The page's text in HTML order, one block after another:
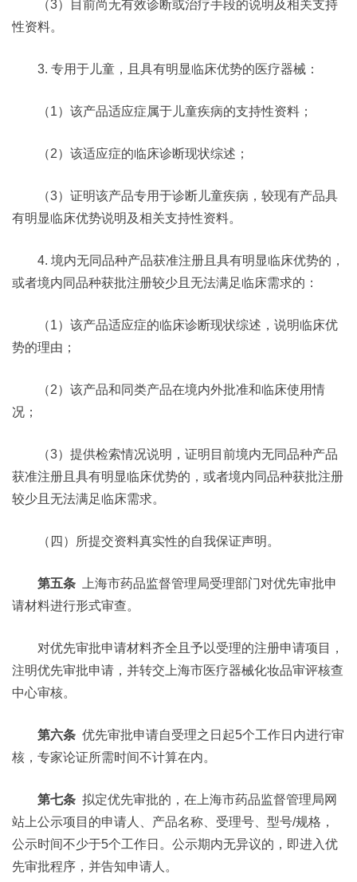
（3）目前尚无有效诊断或治疗手段的说明及相关支持
性资料。
3. 专用于儿童，且具有明显临床优势的医疗器械：
（1）该产品适应症属于儿童疾病的支持性资料；
（2）该适应症的临床诊断现状综述；
（3）证明该产品专用于诊断儿童疾病，较现有产品具
有明显临床优势说明及相关支持性资料。
4. 境内无同品种产品获准注册且具有明显临床优势的，
或者境内同品种获批注册较少且无法满足临床需求的：
（1）该产品适应症的临床诊断现状综述，说明临床优
势的理由；
（2）该产品和同类产品在境内外批准和临床使用情
况；
（3）提供检索情况说明，证明目前境内无同品种产品
获准注册且具有明显临床优势的，或者境内同品种获批注册
较少且无法满足临床需求。
（四）所提交资料真实性的自我保证声明。
第五条 上海市药品监督管理局受理部门对优先审批申
请材料进行形式审查。
对优先审批申请材料齐全且予以受理的注册申请项目，
注明优先审批申请，并转交上海市医疗器械化妆品审评核查
中心审核。
第六条 优先审批申请自受理之日起5个工作日内进行审
核，专家论证所需时间不计算在内。
第七条 拟定优先审批的，在上海市药品监督管理局网
站上公示项目的申请人、产品名称、受理号、型号/规格，
公示时间不少于5个工作日。公示期内无异议的，即进入优
先审批程序，并告知申请人。